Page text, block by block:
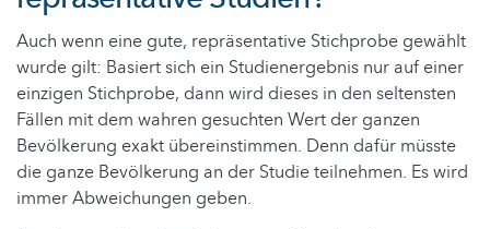
Auch wenn eine gute, repräsentative Stichprobe gewählt
wurde gilt: Basiert sich ein Studienergebnis nur auf einer
einzigen Stichprobe, dann wird dieses in den seltensten
Fällen mit dem wahren gesuchten Wert der ganzen
Bevölkerung exakt übereinstimmen. Denn dafür müsste
die ganze Bevölkerung an der Studie teilnehmen. Es wird
immer Abweichungen geben.